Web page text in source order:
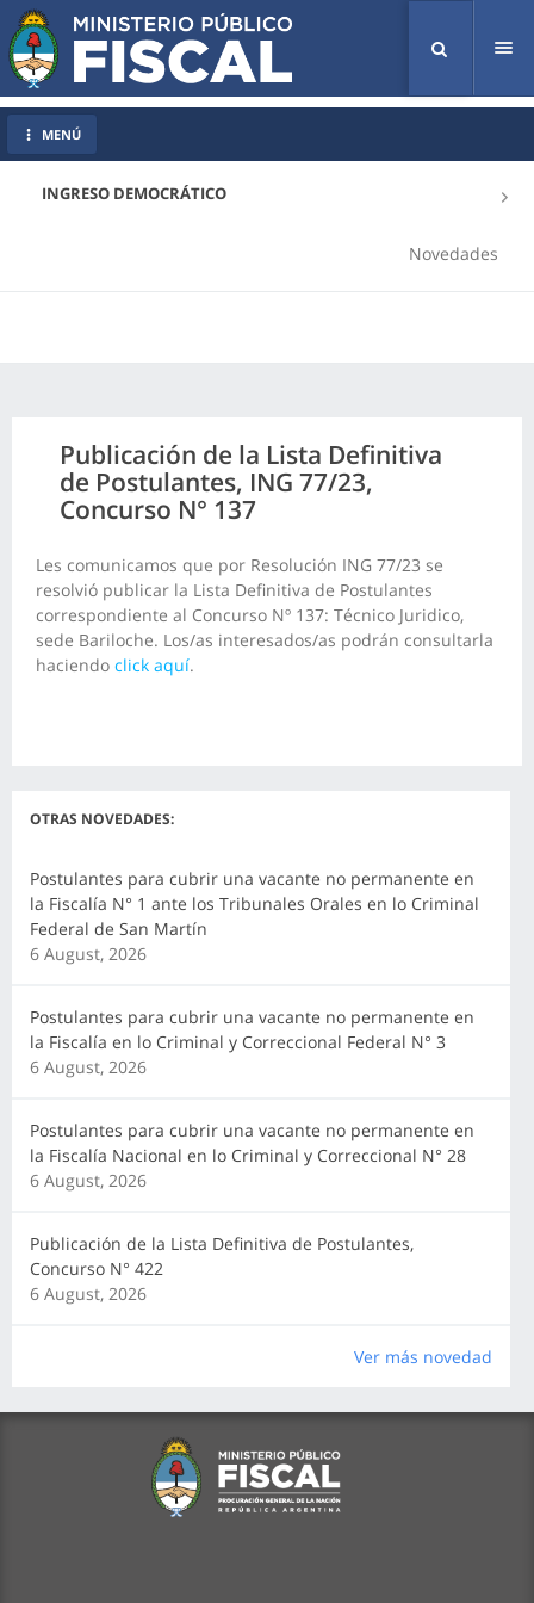
INGRESO DEMOCRÁTICO
Novedades
MENÚ
Publicación de la Lista Definitiva
de Postulantes, ING 77/23,
Concurso N° 137
Les comunicamos que por Resolución ING 77/23 se
resolvió publicar la Lista Definitiva de Postulantes
correspondiente al Concurso Nº 137: Técnico Juridico,
sede Bariloche. Los/as interesados/as podrán consultarla
haciendo click aquí.
OTRAS NOVEDADES:
Postulantes para cubrir una vacante no permanente en
la Fiscalía N° 1 ante los Tribunales Orales en lo Criminal
Federal de San Martín
6 August, 2026
Postulantes para cubrir una vacante no permanente en
la Fiscalía en lo Criminal y Correccional Federal N° 3
6 August, 2026
Postulantes para cubrir una vacante no permanente en
la Fiscalía Nacional en lo Criminal y Correccional N° 28
6 August, 2026
Publicación de la Lista Definitiva de Postulantes,
Concurso N° 422
6 August, 2026
Ver más novedad